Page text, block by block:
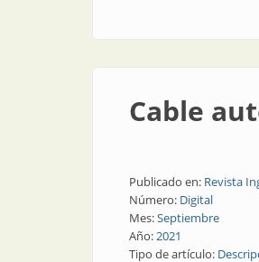
Cable
Publicado en: Revista
Número: Digital
Mes:Septiembre
Año:2021
Tipo de artículo: